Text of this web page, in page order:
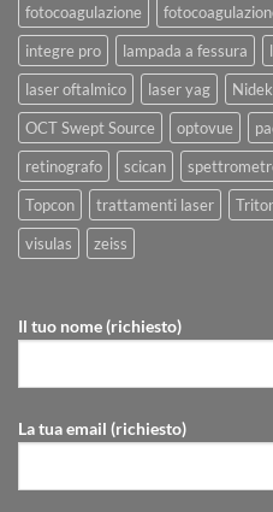
fotocoagulazione
integre pro
lampada a fessura
laser oftalmico
laser yag Nidek
OCT Swept Source
optovue
retinografo
scican
Topcon
trattamenti laser
visulas
zeiss
Il tuo nome (richiesto)
La tua email (richiesto)